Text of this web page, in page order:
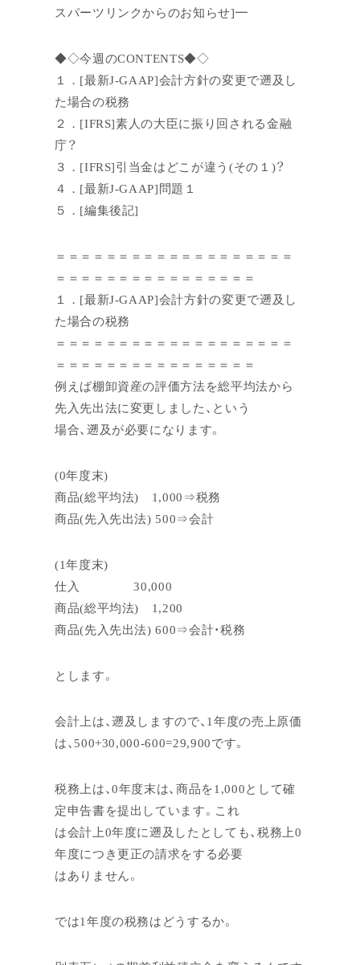
スパーツリンクからのお知らせ]━
◆◇今週のCONTENTS◆◇
１．[最新J-GAAP]会計方針の変更で遡及し
た場合の税務
２．[IFRS]素人の大臣に振り回される金融
庁？
３．[IFRS]引当金はどこが違う(その１)？
４．[最新J-GAAP]問題１
５．[編集後記]
＝＝＝＝＝＝＝＝＝＝＝＝＝＝＝＝＝＝＝
＝＝＝＝＝＝＝＝＝＝＝＝＝＝＝＝
１．[最新J-GAAP]会計方針の変更で遡及し
た場合の税務
＝＝＝＝＝＝＝＝＝＝＝＝＝＝＝＝＝＝＝
＝＝＝＝＝＝＝＝＝＝＝＝＝＝＝＝
例えば棚卸資産の評価方法を総平均法から
先入先出法に変更しました、という
場合、遡及が必要になります。
(0年度末)
商品(総平均法) 1,000⇒税務
商品(先入先出法) 500⇒会計
(1年度末)
仕入 30,000
商品(総平均法) 1,200
商品(先入先出法) 600⇒会計・税務
とします。
会計上は、遡及しますので、1年度の売上原価
は、500+30,000-600=29,900です。
税務上は、0年度末は、商品を1,000として確
定申告書を提出しています。これ
は会計上0年度に遡及したとしても、税務上0
年度につき更正の請求をする必要
はありません。
では1年度の税務はどうするか。